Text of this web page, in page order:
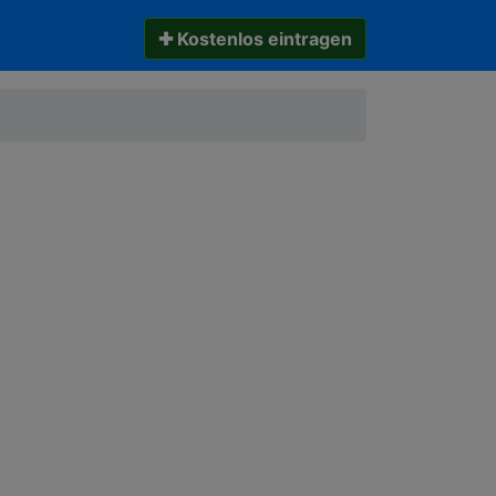
✚ Kostenlos eintragen